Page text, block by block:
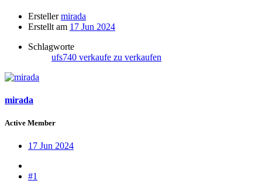
Ersteller mirada
Erstellt am 17 Jun 2024
Schlagworte
ufs740 verkaufe zu verkaufen
mirada
Active Member
17 Jun 2024
#1